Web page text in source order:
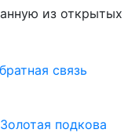
из открытых
связь
Золотая подкова